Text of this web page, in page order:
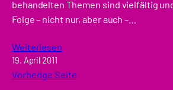
behandelten Themen sind vielfältig
Folge – nicht nur, aber auch –…
Weiterlesen
19. April 2011
Vorherige Seite